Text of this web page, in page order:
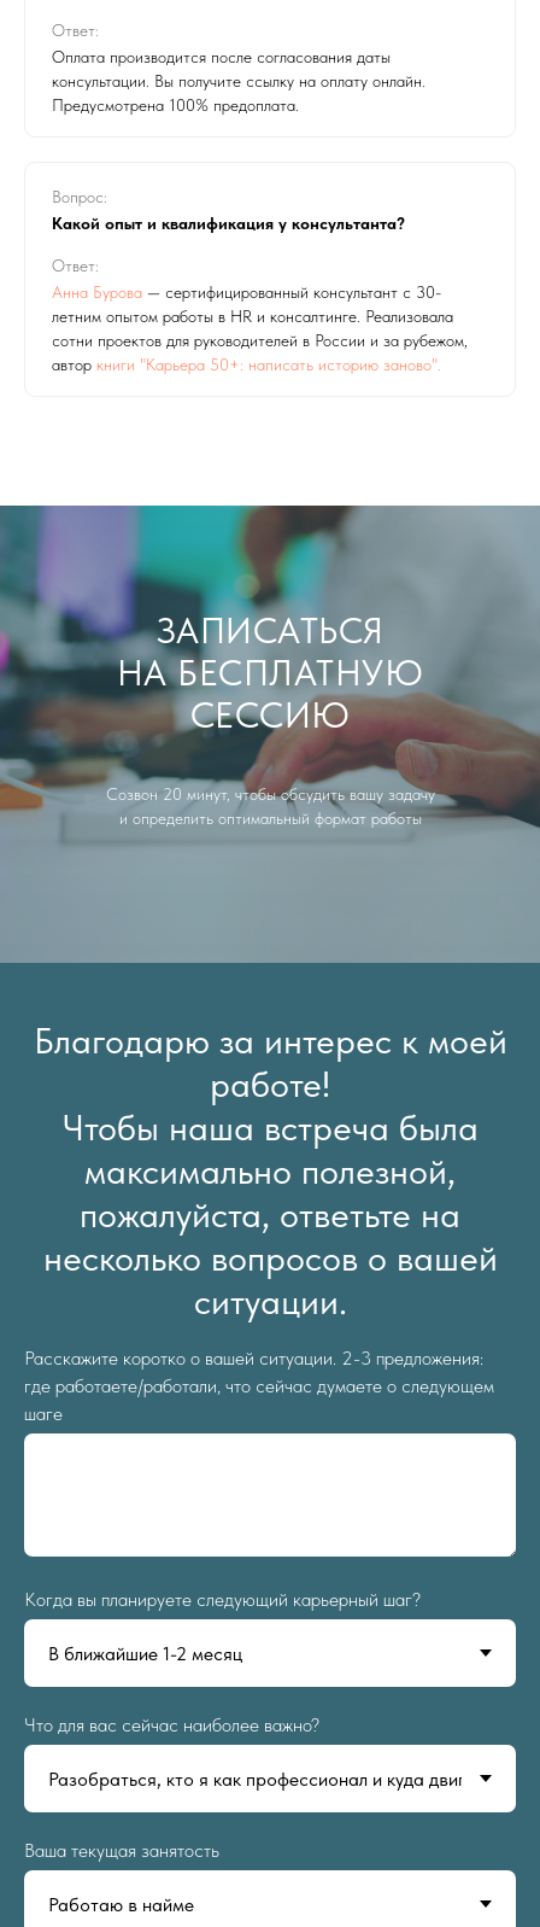
Ответ:
Оплата производится после согласования даты
консультации. Вы получите ссылку на оплату онлайн.
Предусмотрена 100% предоплата.
Вопрос:
Какой опыт и квалификация у консультанта?
Ответ:
Анна Бурова — сертифицированный консультант с 30-
летним опытом работы в HR и консалтинге. Реализовала
сотни проектов для руководителей в России и за рубежом,
автор книги "Карьера 50+: написать историю заново".
ЗАПИСАТЬСЯ
НА БЕСПЛАТНУЮ
СЕССИЮ
Созвон 20 минут, чтобы обсудить вашу задачу
и определить оптимальный формат работы
Благодарю за интерес к моей
работе!
Чтобы наша встреча была
максимально полезной,
пожалуйста, ответьте на
несколько вопросов о вашей
ситуации.
Расскажите коротко о вашей ситуации. 2-3 предложения:
где работаете/работали, что сейчас думаете о следующем
шаге
Когда вы планируете следующий карьерный шаг?
Что для вас сейчас наиболее важно?
Ваша текущая занятость